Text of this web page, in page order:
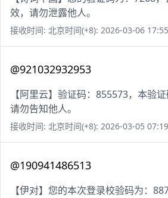
效，请勿泄露他人。
接收时间: 北京时间(+8): 2026-03-06
@921032932953
【阿里云】验证码：855573，本验
请勿告知他人。
接收时间: 北京时间(+8): 2026-03-05
@190941486513
【伊对】您的本次登录校验码为：